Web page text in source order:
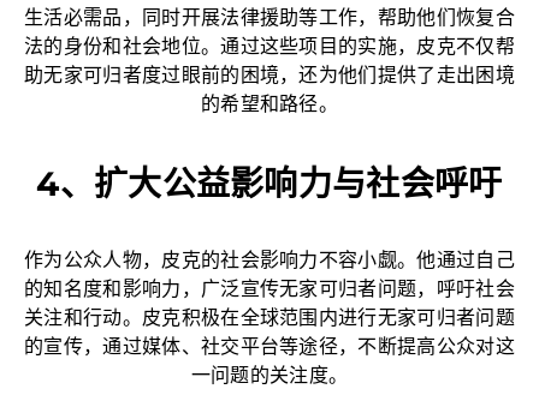
生活必需品，同时开展法律援助等工作，帮助他们恢复合
法的身份和社会地位。通过这些项目的实施，皮克不仅帮
助无家可归者度过眼前的困境，还为他们提供了走出困境
的希望和路径。
4、扩大公益影响力与社会呼吁
作为公众人物，皮克的社会影响力不容小觑。他通过自己
的知名度和影响力，广泛宣传无家可归者问题，呼吁社会
关注和行动。皮克积极在全球范围内进行无家可归者问题
的宣传，通过媒体、社交平台等途径，不断提高公众对这
一问题的关注度。